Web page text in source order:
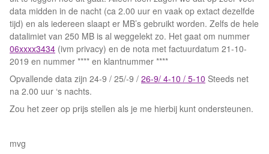
data midden in de nacht (ca 2.00 uur en vaak op extact dezelfde
tijd) en als iedereen slaapt er MB’s gebruikt worden. Zelfs de hele
datalimiet van 250 MB is al weggelekt zo. Het gaat om nummer
06xxxx3434 (ivm privacy) en de nota met factuurdatum 21-10-
2019 en nummer **** en klantnummer ****
Opvallende data zijn 24-9 / 25/-9 / 26-9/ 4-10 / 5-10 Steeds net
na 2.00 uur ‘s nachts.
Zou het zeer op prijs stellen als je me hierbij kunt ondersteunen.
mvg